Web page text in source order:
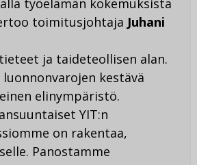
työelämän kokemuksista
toimitusjohtaja Juhani
ja taideteollisen alan.
kestävä
elinympäristö.
YIT:n
on rakentaa,
Panostamme